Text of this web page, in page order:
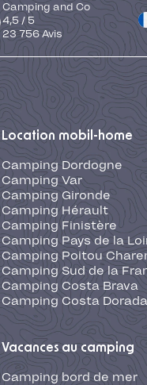
Camping and Co
4,5 / 5
23 756Avis
Location mobil-home
Camping Dordogne
Camping Var
Camping Gironde
Camping Hérault
Camping Finistère
Camping Pays de la
Camping Poitou
Camping Sud de la
Camping Costa Brava
Camping Costa Dorada
Vacances au camping
Camping bord de mer